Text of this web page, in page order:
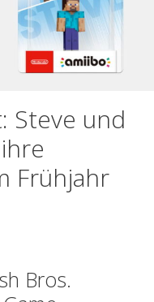
Steve und
Frühjahr
Bros.